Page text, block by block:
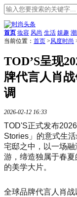
首页 妆容 风尚 生活 娱趣
当前位置： 首页 >风度时尚
TOD’S呈现
牌代言人肖
调
2026-02-12 16:33
TOD'S正式发布
Stories」的意式生
宅邸之中，以一场
游，缔造独属于春
的美学大片。
全球品牌代言人肖